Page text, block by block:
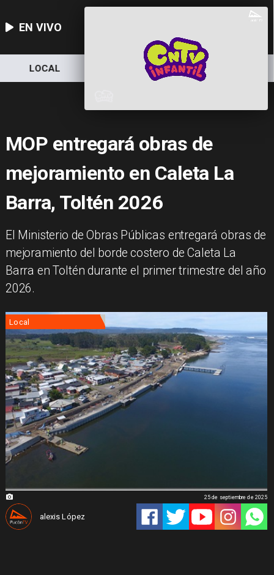
EN VIVO
NACIONAL DEPORTES ECONOMÍA
MOP entregará obras de
mejoramiento en Caleta La
Barra, Toltén 2026
El Ministerio de Obras Públicas entregará obras de
mejoramiento del borde costero de Caleta La
Barra en Toltén durante el primer trimestre del año
2026.
Local
alexis López
25 de septiembre de 2025